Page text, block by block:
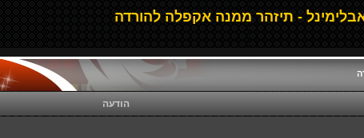
- תיזהר ממנה אקפלה להורדה
הודעה